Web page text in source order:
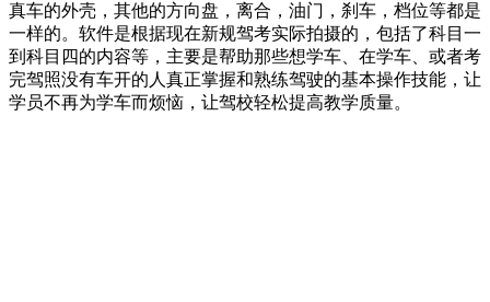
真车的外壳，其他的方向盘，离合，油门，刹车，档位等都是
一样的。软件是根据现在新规驾考实际拍摄的，包括了科目一
到科目四的内容等，主要是帮助那些想学车、在学车、或者考
完驾照没有车开的人真正掌握和熟练驾驶的基本操作技能，让
学员不再为学车而烦恼，让驾校轻松提高教学质量。